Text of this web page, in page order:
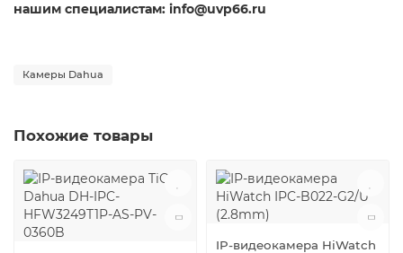
нашим специалистам: info@uvp66.ru
Камеры Dahua
Похожие товары
IP-видеокамера HiWatch